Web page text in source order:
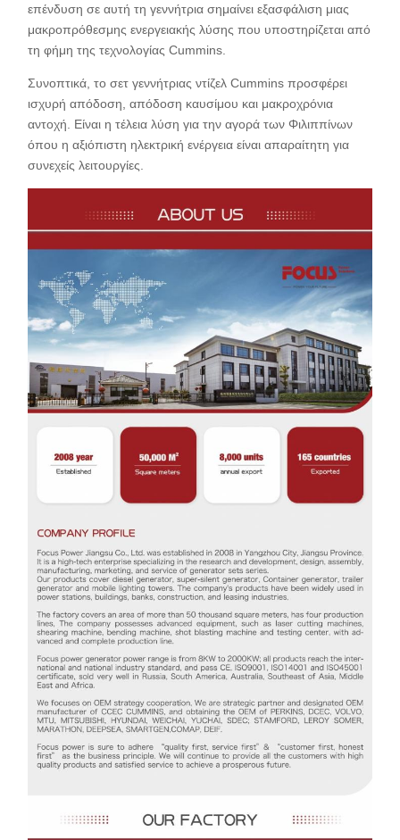
επένδυση σε αυτή τη γεννήτρια σημαίνει εξασφάλιση μιας
μακροπρόθεσμης ενεργειακής λύσης που υποστηρίζεται από
τη φήμη της τεχνολογίας Cummins.
Συνοπτικά, το σετ γεννήτριας ντίζελ Cummins προσφέρει
ισχυρή απόδοση, απόδοση καυσίμου και μακροχρόνια
αντοχή. Είναι η τέλεια λύση για την αγορά των Φιλιππίνων
όπου η αξιόπιστη ηλεκτρική ενέργεια είναι απαραίτητη για
συνεχείς λειτουργίες.